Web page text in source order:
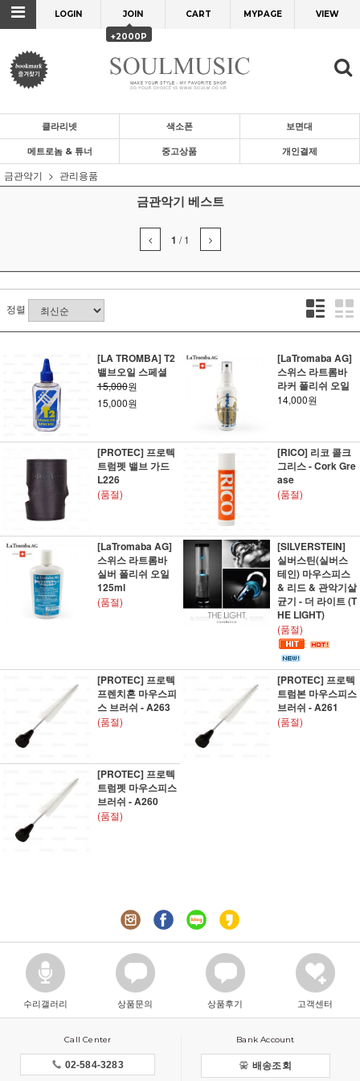
LOGIN JOIN
+2000P
CART MYPAGE VIEW
클라리넷 색소폰 보면대
메트로놈 & 튜너 중고상품 개인결제
금관악기 관리용품
금관악기 베스트
1 /1
정렬
[LA TROMBA] T2
밸브오일 스페셜
15,000원
15,000원
[LaTromaba AG]
스위스 라트롬바
라커 폴리쉬 오일
14,000원
[PROTEC] 프로텍
트럼펫 밸브 가드
L226
(품절)
[RICO] 리코 콜크
그리스 - Cork Gre
ase
(품절)
[LaTromaba AG]
스위스 라트롬바
실버 폴리쉬 오일
125ml
(품절)
[SILVERSTEIN]
실버스틴(실버스
테인) 마우스피스
& 리드 & 관악기살
균기 - 더 라이트 (T
HE LIGHT)
(품절)
[PROTEC] 프로텍
프렌치혼 마우스피
스 브러쉬 - A263
(품절)
[PROTEC] 프로텍
트럼본 마우스피스
브러쉬 - A261
(품절)
[PROTEC] 프로텍
트럼펫 마우스피스
브러쉬 - A260
(품절)
수리갤러리 상품문의 상품후기 고객센터
Call Center
02-584-3283
Bank Account
배송조회